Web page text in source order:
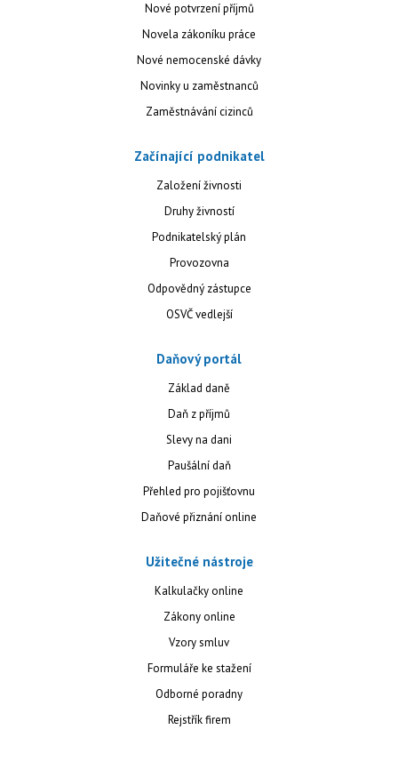
Nové potvrzení příjmů
Novela zákoníku práce
Nové nemocenské dávky
Novinky u zaměstnanců
Zaměstnávání cizinců
Začínající podnikatel
Založení živnosti
Druhy živností
Podnikatelský plán
Provozovna
Odpovědný zástupce
OSVČ vedlejší
Daňový portál
Základ daně
Daň z příjmů
Slevy na dani
Paušální daň
Přehled pro pojišťovnu
Daňové přiznání online
Užitečné nástroje
Kalkulačky online
Zákony online
Vzory smluv
Formuláře ke stažení
Odborné poradny
Rejstřík firem